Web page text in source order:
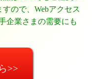
すので、Webアクセス
企業さまの需要にも
>>